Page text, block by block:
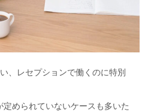
、レセプションで働くのに特別
定められていないケースも多いた